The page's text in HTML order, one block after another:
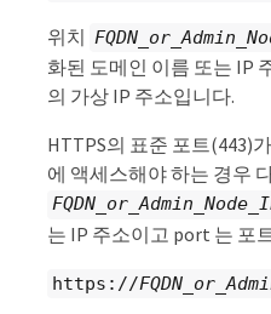
위치
화된 도메인 이름 또는 IP
의 가상 IP 주소입니다.
HTTPS의 표준 포트(443)
에 액세스해야 하는 경우
는 IP 주소이고 port 는 포
https://